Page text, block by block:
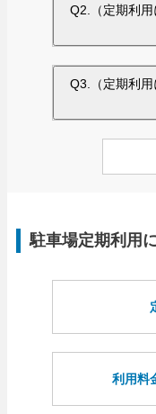
Q2.（定期利
Q3.（定期利
駐車場定期利用
利用料